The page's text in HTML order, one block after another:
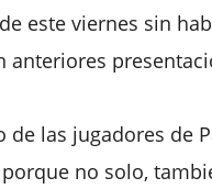
este viernes sin
anteriores
de las jugadores de
no solo,